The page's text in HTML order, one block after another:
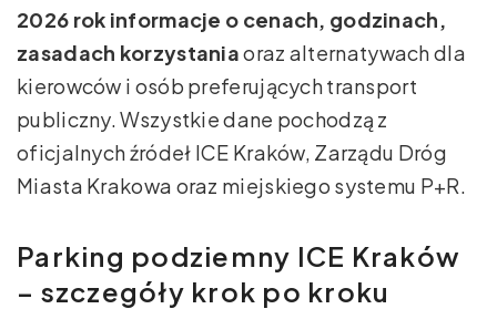
2026 rok informacje o cenach, godzinach,
zasadach korzystaniaoraz alternatywach dla
kierowców i osób preferujących transport
publiczny. Wszystkie dane pochodzą z
oficjalnych źródeł ICE Kraków, Zarządu Dróg
Miasta Krakowa oraz miejskiego systemu P+R.
Parking podziemny ICE Kraków
– szczegóły krok po kroku